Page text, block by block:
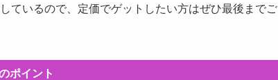
ているので、定価でゲットしたい方はぜひ最後までご
ポイント